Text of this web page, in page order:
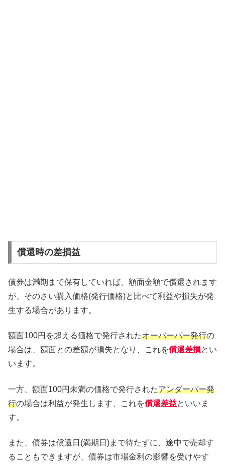
償還時の差損益
債券は満期まで保有していれば、額面金額で償還されます
が、そのさい購入価格(発行価格)と比べて利益や損失が発
生する場合があります。
額面100円を超える価格で発行されたオーバーパー発行の
場合は、額面との差額が損失となり、これを償還差損とい
います。
一方、額面100円未満の価格で発行されたアンダーパー発
行の場合は利益が発生します、これを償還差益といいま
す。
また、債券は償還日(満期日)まで待たずに、途中で売却す
ることもできますが、債券は市場金利の影響を受けやす